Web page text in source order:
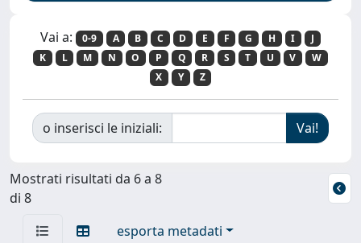
Vai a: 0-9 A B C D E F G H I
J
K
L M N O P Q R S T U V
W
X
Y Z
o inserisci le iniziali:
Mostrati risultati da 6 a 8
di 8
esporta metadati